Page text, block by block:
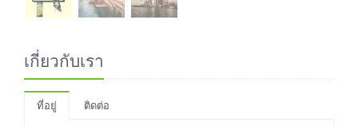
เกี่ยวกับเรา
ที่อยู่
ติดต่อ